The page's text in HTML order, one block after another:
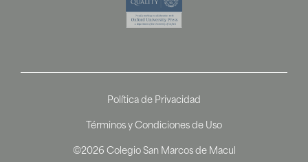
©2026 Colegio San Marcos de Macul
Política de Privacidad
Términos y Condiciones de Uso